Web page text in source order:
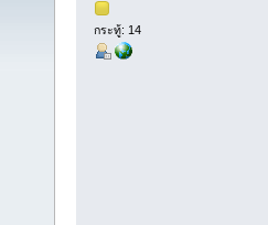
กระทู้: 14